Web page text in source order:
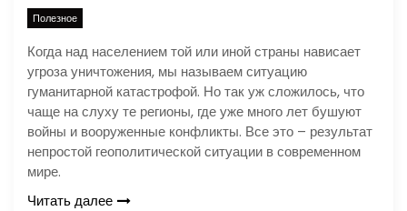
Полезное
Когда над населением той или иной страны нависает
угроза уничтожения, мы называем ситуацию
гуманитарной катастрофой. Но так уж сложилось, что
чаще на слуху те регионы, где уже много лет бушуют
войны и вооруженные конфликты. Все это – результат
непростой геополитической ситуации в современном
мире.
Читать далее